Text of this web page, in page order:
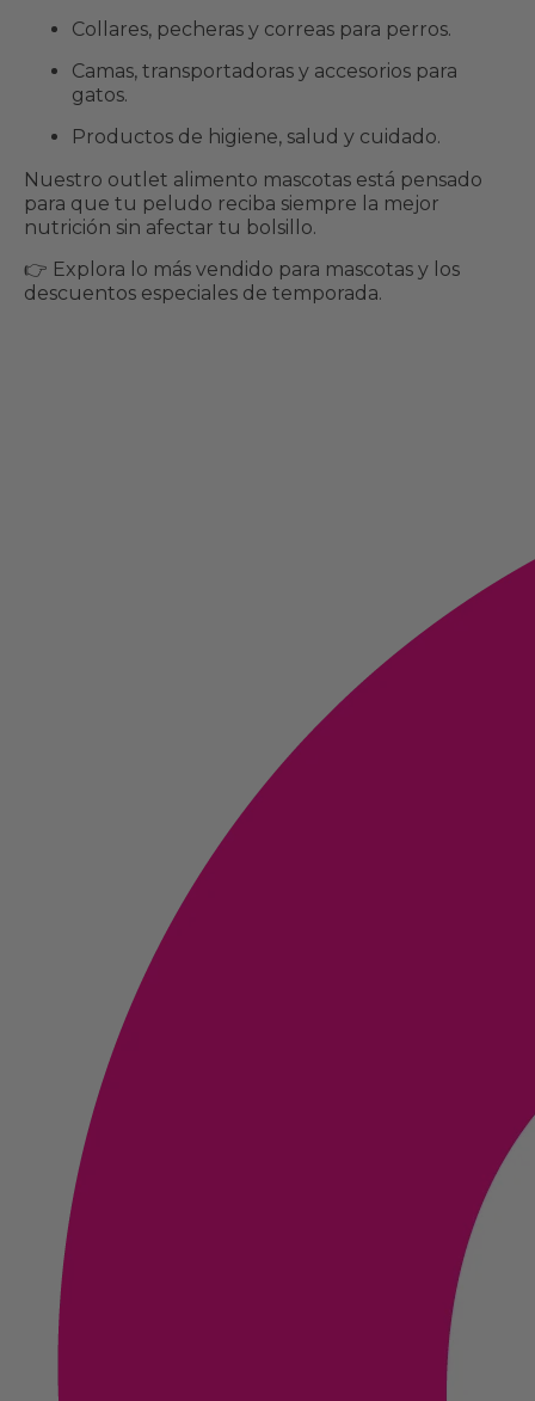
Collares, pecheras y correas para perros.
Camas, transportadoras y accesorios para
gatos.
Productos de higiene, salud y cuidado.
Nuestro outlet alimento mascotas está pensado
para que tu peludo reciba siempre la mejor
nutrición sin afectar tu bolsillo.
👉 Explora lo más vendido para mascotas y los
descuentos especiales de temporada.